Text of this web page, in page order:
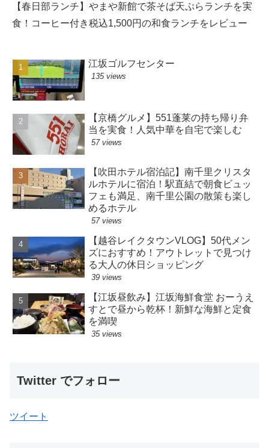
【春日部ランチ】やまや新館で茶そば天ぷらランチを実
食！コーヒー付き税込1,500円の和食ランチをレビュー
江坂ゴルフセンター
135 views
【京橋グルメ】551蓬莱の持ち帰り弁
当を実食！人気中華を自宅で楽しむ
57 views
【吹田ホテル宿泊記】南千里クリスタ
ルホテルに宿泊！駅直結で朝食ビュッ
フェも満足、南千里公園の散策も楽し
めるホテル
57 views
【越谷レイクタウンVLOG】50代メン
ズにおすすめ！アウトレットで見つけ
る大人の休日ショッピング
39 views
【江坂昼飲み】江坂海鮮食堂 おーうえ
すとで昼から乾杯！新鮮な海鮮と定食
を満喫
35 views
Twitter でフォロー
ツイート